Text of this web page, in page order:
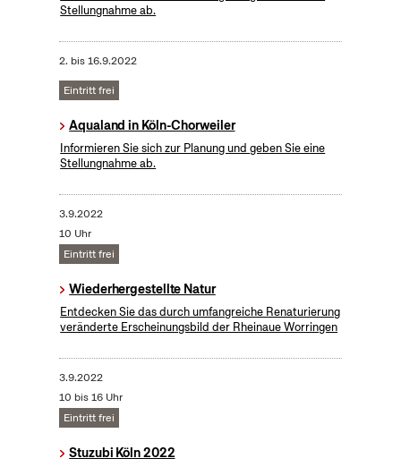
Stellungnahme ab.
2. bis16.9.2022
Eintritt frei
Aqualand in Köln-Chorweiler
Informieren Sie sich zur Planung und geben Sie eine
Stellungnahme ab.
3.9.2022
10 Uhr
Eintritt frei
Wiederhergestellte Natur
Entdecken Sie das durch umfangreiche Renaturierung
veränderte Erscheinungsbild der Rheinaue Worringen
3.9.2022
10 bis 16 Uhr
Eintritt frei
Stuzubi Köln 2022